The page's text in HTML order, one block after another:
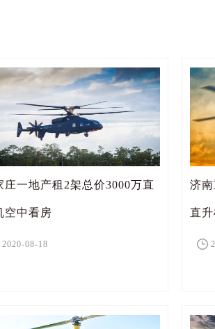
庄一地产租2架总价3000万直
空中看房
2020-08-18
济
直